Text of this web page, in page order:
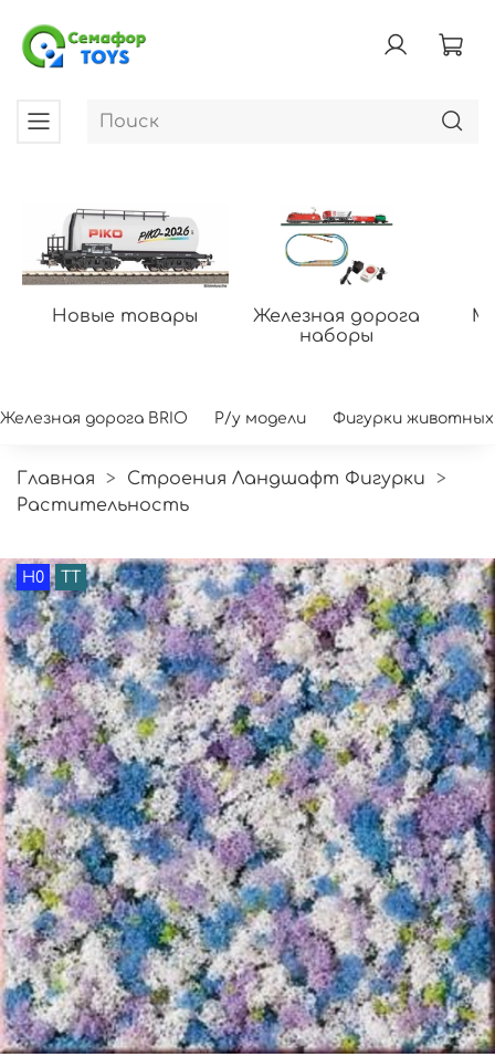
Новые товары
Железная дорога
наборы
Железная дорога BRIO Р/у модели Фигурки животных
Главная
Строения Ландшафт Фигурки
Растительность
H0 TT